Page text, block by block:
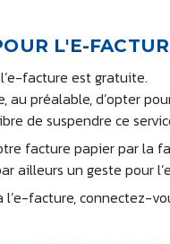
L'E-
facture est gratuite.
au préalable, d’opter
de suspendre ce
facture papier par la
ailleurs un geste pour
l’e-facture, connectez-